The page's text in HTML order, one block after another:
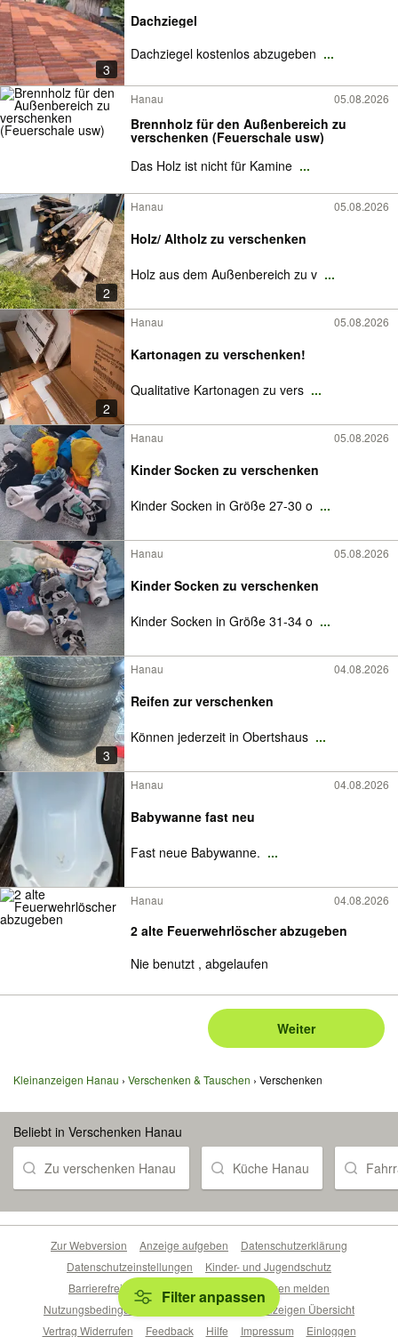
3
Dachziegel
Dachziegel kostenlos abzugeben ...
Hanau 05.08.2026
Brennholz für den Außenbereich zu
verschenken (Feuerschale usw)
Das Holz ist nicht für Kamine ...
2
Hanau 05.08.2026
Holz/ Altholz zu verschenken
Holz aus dem Außenbereich zu v ...
2
Hanau 05.08.2026
Kartonagen zu verschenken!
Qualitative Kartonagen zu vers ...
Hanau 05.08.2026
Kinder Socken zu verschenken
Kinder Socken in Größe 27-30 o ...
Hanau 05.08.2026
Kinder Socken zu verschenken
Kinder Socken in Größe 31-34 o ...
3
Hanau 04.08.2026
Reifen zur verschenken
Können jederzeit in Obertshaus ...
Hanau 04.08.2026
Babywanne fast neu
Fast neue Babywanne. ...
Hanau 04.08.2026
2 alte Feuerwehrlöscher abzugeben
Nie benutzt , abgelaufen
Weiter
Kleinanzeigen Hanau Verschenken & Tauschen Verschenken
Beliebt in Verschenken Hanau
Zu verschenken Hanau Küche Hanau
Filter anpassen
Zur Webversion Anzeige aufgeben
Datenschutzerklärung
Datenschutzeinstellungen
Kinder- und Jugendschutz
Barrierefreiheitserklärung
Sicherheitslücken melden
Nutzungsbedingungen
Beliebte Suchen
Anzeigen Übersicht
Vertrag Widerrufen
Feedback Hilfe Impressum Einloggen